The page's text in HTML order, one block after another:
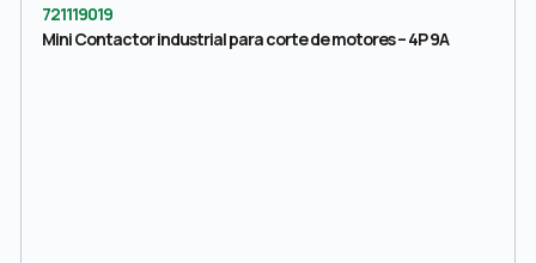
721119019
Mini Contactor industrial para corte de motores – 4P 9A